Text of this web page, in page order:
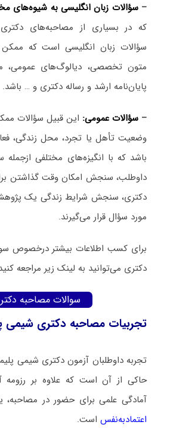
– سؤالات زبان انگلیسی به شیوه‌های
که در بسیاری از مصاحبه‌های
سؤالات زبان انگلیسی است که
متون تخصصی، دیالوگ‌های عمومی،
پایان‌نامه ارشد و رساله دکتری و … باشد.
– سؤالات عمومی: این قبیل سؤالات
وضعیت تأهل یا تجرد، محل زندگی،
باشد که با انگیزه‌های مختلفی
داوطلب، سنجش امکان وقت گذاشتن
دکتری، سنجش شرایط زندگی یک
مورد سؤال قرار می‌گیرند.
برای کسب اطلاعات بیشتر درخصوص
دکتری می‌توانید به لینک زیر مراجعه
سوالات مصاحبه
تجربیات مصاحبه دکتری شیمی
تجربه داوطلبان آزمون دکتری شیمی
حاکی از آن است که علاوه بر
آمادگی علمی برای حضور در
اعتمادبه‌نفساست.